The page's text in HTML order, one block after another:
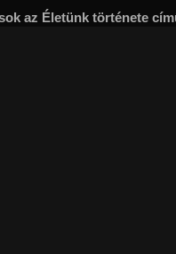
az Életünk története